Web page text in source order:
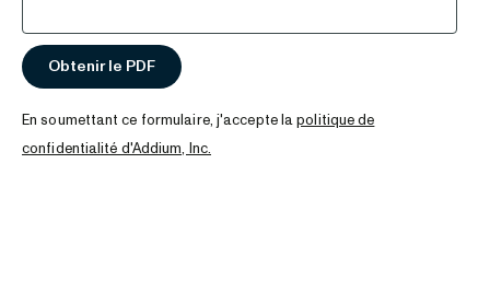
En soumettant ce formulaire, j'accepte lapolitique de
confidentialité d'Addium, Inc.